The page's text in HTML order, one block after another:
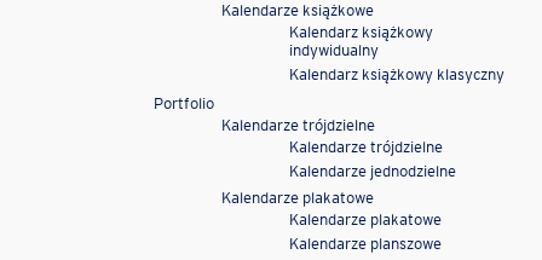
Kalendarze książkowe
Kalendarz książkowy
indywidualny
Kalendarz książkowy klasyczny
Portfolio
Kalendarze trójdzielne
Kalendarze trójdzielne
Kalendarze jednodzielne
Kalendarze plakatowe
Kalendarze plakatowe
Kalendarze planszowe